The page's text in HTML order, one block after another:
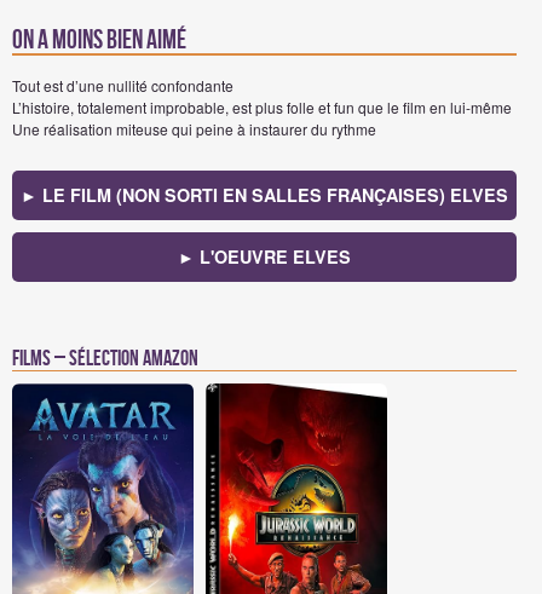
On a moins bien aimé
Tout est d’une nullité confondante
L’histoire, totalement improbable, est plus folle et fun que le film en lui-même
Une réalisation miteuse qui peine à instaurer du rythme
► LE FILM (NON SORTI EN SALLES FRANÇAISES) ELVES
► L'OEUVRE ELVES
Films – Sélection Amazon